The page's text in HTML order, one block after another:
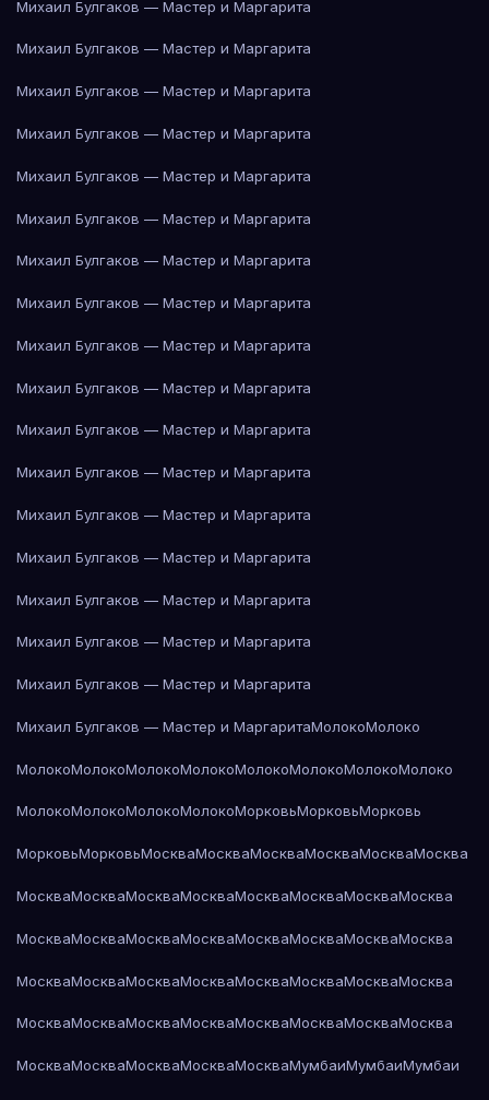
Михаил Булгаков — Мастер и Маргарита
Михаил Булгаков — Мастер и Маргарита
Михаил Булгаков — Мастер и Маргарита
Михаил Булгаков — Мастер и Маргарита
Михаил Булгаков — Мастер и Маргарита
Михаил Булгаков — Мастер и Маргарита
Михаил Булгаков — Мастер и Маргарита
Михаил Булгаков — Мастер и Маргарита
Михаил Булгаков — Мастер и Маргарита
Михаил Булгаков — Мастер и Маргарита
Михаил Булгаков — Мастер и Маргарита
Михаил Булгаков — Мастер и Маргарита
Михаил Булгаков — Мастер и Маргарита
Михаил Булгаков — Мастер и Маргарита
Михаил Булгаков — Мастер и Маргарита
Михаил Булгаков — Мастер и Маргарита
Михаил Булгаков — Мастер и Маргарита
Михаил Булгаков — Мастер и МаргаритаМолокоМолоко
МолокоМолокоМолокоМолокоМолокоМолокоМолокоМолоко
МолокоМолокоМолокоМолокоМорковьМорковьМорковь
МорковьМорковьМоскваМоскваМоскваМоскваМоскваМосква
МоскваМоскваМоскваМоскваМоскваМоскваМоскваМосква
МоскваМоскваМоскваМоскваМоскваМоскваМоскваМосква
МоскваМоскваМоскваМоскваМоскваМоскваМоскваМосква
МоскваМоскваМоскваМоскваМоскваМоскваМоскваМосква
МоскваМоскваМоскваМоскваМоскваМумбаиМумбаиМумбаи